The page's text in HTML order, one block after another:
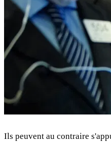
Ils peuvent au contraire